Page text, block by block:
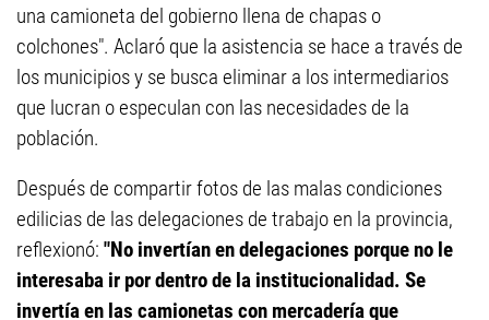
una camioneta del gobierno llena de chapas o
colchones". Aclaró que la asistencia se hace a través de
los municipios y se busca eliminar a los intermediarios
que lucran o especulan con las necesidades de la
población.
Después de compartir fotos de las malas condiciones
edilicias de las delegaciones de trabajo en la provincia,
reflexionó: "No invertían en delegaciones porque no le
interesaba ir por dentro de la institucionalidad. Se
invertía en las camionetas con mercadería que